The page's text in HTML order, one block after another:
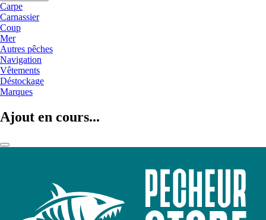
Carpe
Carnassier
Coup
Mer
Autres pêches
Navigation
Vêtements
Déstockage
Marques
Ajout en cours...